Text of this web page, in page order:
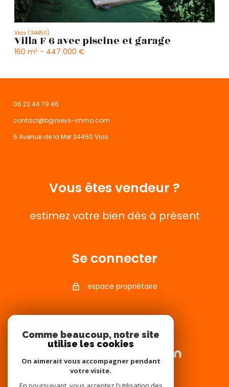
Vias (34450)
Villa F 6 avec piscine et garage
160 m² - 447 000 €
06 22 44 79 46
contact@bginieys-immo.com
5 Avenue de la Mer 34450 Vias
Vous êtes vendeur ?
estimez votre bien dès à présent
Se connecter
espace propriétaire
Adhérents
Comme beaucoup, notre site
utilise les cookies
On aimerait vous accompagner pendant
votre visite.